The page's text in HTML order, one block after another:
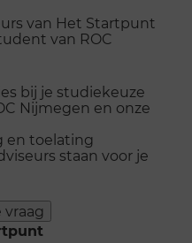
van Het Startpunt
van ROC
bij je studiekeuze
Nijmegen en onze
en toelating
staan voor je
vraag